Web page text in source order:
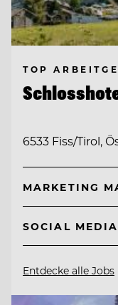
TOP
6533 Fiss/Tirol,
MARKETING
SOCIAL
Entdecke alle Jobs